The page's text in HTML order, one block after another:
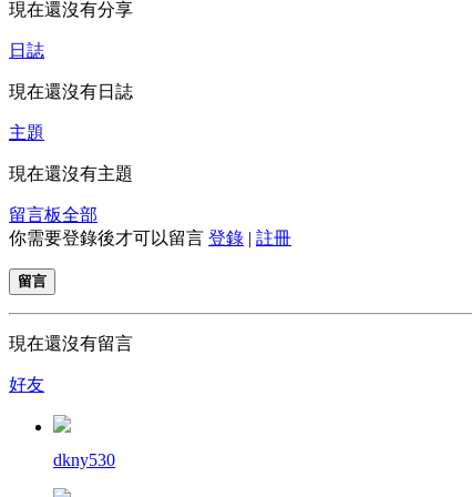
現在還沒有分享
日誌
現在還沒有日誌
主題
現在還沒有主題
留言板全部
你需要登錄後才可以留言 登錄 | 註冊
留言
現在還沒有留言
好友
dkny530